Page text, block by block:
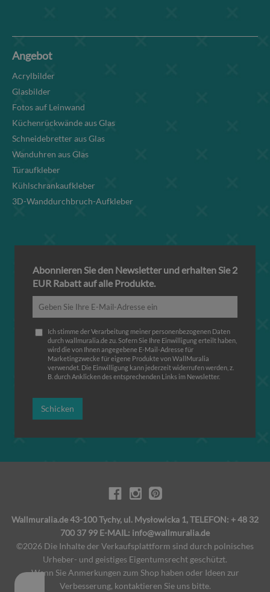
Angebot
Acrylbilder
Glasbilder
Fotos auf Leinwand
Küchenrückwände aus Glas
Schneidebretter aus Glas
Wanduhren aus Glas
Türaufkleber
Kühlschrankaufkleber
3D-Wanddurchbruch-Aufkleber
Abonnieren Sie den Newsletter und erhalten Sie 2
EUR Rabatt auf alle Produkte.
Ich stimme der Verarbeitung meiner personenbezogenen Daten
durch wallmuralia.de zu. Sofern Sie Ihre Einwilligung erteilt haben,
wird die von Ihnen angegebene E-Mail-Adresse für
Marketingzwecke für eigene Produkte von WallMuralia
verwendet. Die Einwilligung kann jederzeit widerrufen werden, z.
B. durch Anklicken des entsprechenden Links im Newsletter.
Schicken
Wallmuralia.de 43-100 Tychy, ul. Mysłowicka 1, TELEFON: + 48 32
700 37 99 E-MAIL: info@wallmuralia.de
©2026 Die Inhalte der Verkaufsplattform sind durch polnisches
Urheber- und geistiges Eigentumsrecht geschützt.
Wenn Sie Anmerkungen zum Shop haben oder Ideen zur
Verbesserung, kontaktieren Sie uns bitte.